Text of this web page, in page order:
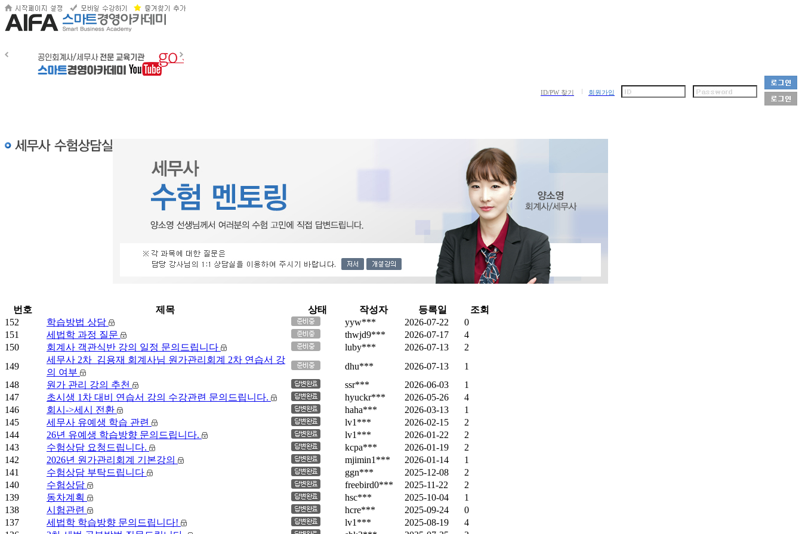
ID/PW 찾기 회원가입
번호 제목 상태 작성자 등록일
조회
152
학습방법 상담 yyw*** 2026-07-22
0
151
세법학 과정 질문 thwjd9*** 2026-07-17
4
150
회계사 객관식반 강의 일정 문의드립니다 luby*** 2026-07-13
2
149
세무사 2차_김용재 회계사님 원가관리회계 2차 연습서 강
의 여부
dhu*** 2026-07-13
1
148
원가 관리 강의 추천 ssr*** 2026-06-03
1
147
초시생 1차 대비 연습서 강의 수강관련 문의드립니다. hyuckr*** 2026-05-26
4
146
회시->세시 전환 haha*** 2026-03-13
1
145
세무사 유예생 학습 관련 lv1*** 2026-02-15
2
144
26년 유예생 학습방향 문의드립니다. lv1*** 2026-01-22
2
143
수험상담 요청드립니다. kcpa*** 2026-01-19
2
142
2026년 원가관리회계 기본강의 mjimin1*** 2026-01-14
1
141
수험상담 부탁드립니다 ggn*** 2025-12-08
2
140
수험상담 freebird0*** 2025-11-22
2
139
동차계획 hsc*** 2025-10-04
1
138
시험관련 hcre*** 2025-09-24
0
137
세법학 학습방향 문의드립니다! lv1*** 2025-08-19
4